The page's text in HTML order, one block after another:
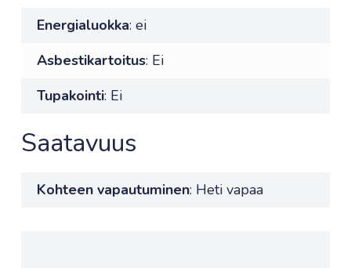
Energialuokka: ei
Asbestikartoitus: Ei
Tupakointi: Ei
Saatavuus
Kohteen vapautuminen: Heti vapaa